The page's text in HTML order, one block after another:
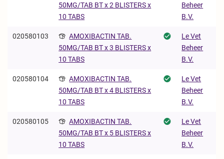
50MG/TAB BT x 2 BLISTERS x
10 TABS
Beheer
B.V.
020580103
AMOXIBACTIN TAB.
50MG/TAB BT x 3 BLISTERS x
10 TABS
Le Vet
Beheer
B.V.
020580104
AMOXIBACTIN TAB.
50MG/TAB BT x 4 BLISTERS x
10 TABS
Le Vet
Beheer
B.V.
020580105
AMOXIBACTIN TAB.
50MG/TAB BT x 5 BLISTERS x
10 TABS
Le Vet
Beheer
B.V.